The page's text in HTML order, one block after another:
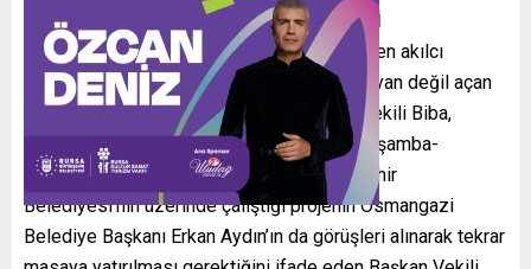
ÇARŞAMBA BÖLGESİNE DİKKAT ÇEKİLDİ
Bölgeyi tahrip etmeden ve betonlaşmadan en akılcı
yöntemlerle kentsel dönüşümün önünü tıkayan değil açan
taraf olmaları gerektiğini belirten Başkan Vekili Biba,
özellikle 40 bine yakın insanın yaşadığı Çarşamba-
Altıparmak bölgesine dikkat çekti. Büyükşehir
Belediyesi’nin üzerinde çalıştığı projenin Osmangazi
Belediye Başkanı Erkan Aydın’ın da görüşleri alınarak tekrar